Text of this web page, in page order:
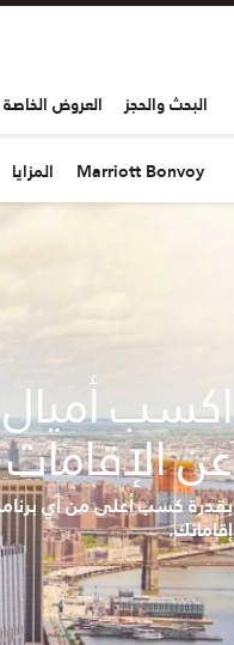
البحث والحجز العروض الخاصة
Marriott Bonvoy المزايا
اكسب
عن الإقامات
بقدرة كسب أعلى من أي
إقاماتك.